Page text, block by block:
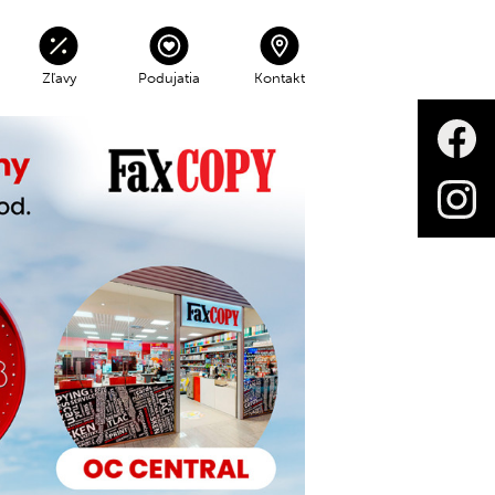
Sobota - Nedeľa
V čase 06:00 - 22:00zdarma
Parkovné mimo prevádzky 3€
každá začatá hodina
otváracích hodín, avšak
Zľavy Podujatia Kontakt
NA SPRÁVU CENTRA
INFOPULT/INFORMÁCIE